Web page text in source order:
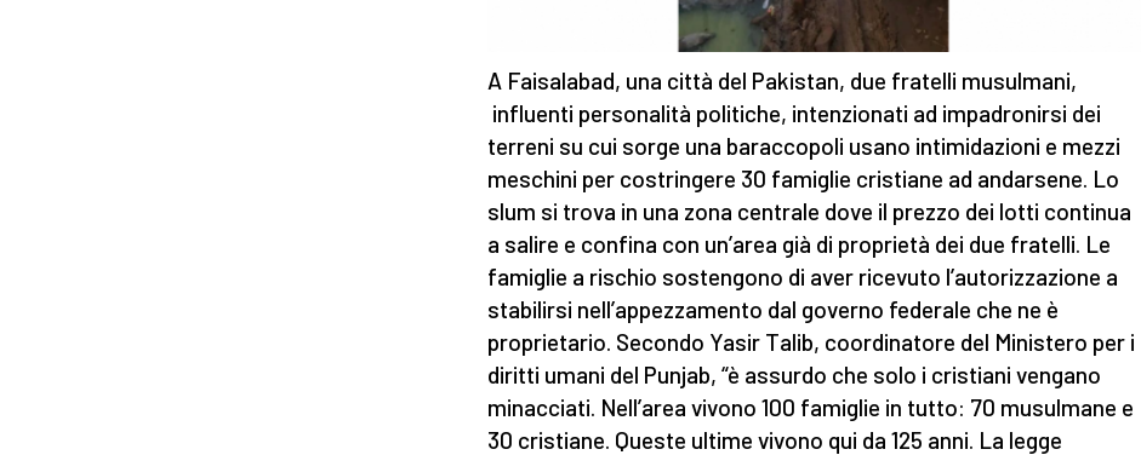
A Faisalabad, una città del Pakistan, due fratelli musulmani,
influenti personalità politiche, intenzionati ad impadronirsi dei
terreni su cui sorge una baraccopoli usano intimidazioni e mezzi
meschini per costringere 30 famiglie cristiane ad andarsene. Lo
slum si trova in una zona centrale dove il prezzo dei lotti continua
a salire e confina con un’area già di proprietà dei due fratelli. Le
famiglie a rischio sostengono di aver ricevuto l’autorizzazione a
stabilirsi nell’appezzamento dal governo federale che ne è
proprietario. Secondo Yasir Talib, coordinatore del Ministero per i
diritti umani del Punjab, “è assurdo che solo i cristiani vengano
minacciati. Nell’area vivono 100 famiglie in tutto: 70 musulmane e
30 cristiane. Queste ultime vivono qui da 125 anni. La legge